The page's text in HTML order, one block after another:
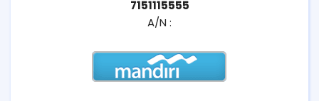
7151115555
A/N :